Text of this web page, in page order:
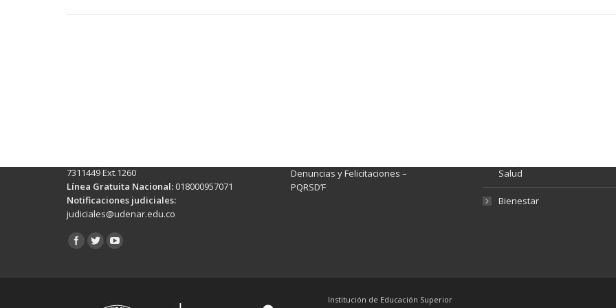
7311449 Ext.1260
Línea Gratuita Nacional: 018000957071
Notificaciones judiciales:
judiciales@udenar.edu.co
Encuéntranos en:
Denuncias y Felicitaciones –
PQRSD’F
Salud
Bienestar
Institución de Educación Superior